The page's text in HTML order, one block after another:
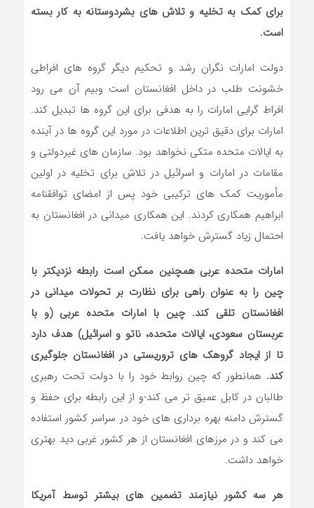
برای کمک به تخلیه و تلاش های بشردوستانه به کار بسته
است.
دولت امارات نگران رشد و تحکیم دیگر گروه های افراطی
خشونت طلب در داخل افغانستان است وبیم آن می رود
افراط گرایی امارات را به هدفی برای این گروه ها تبدیل کند.
امارات برای دقیق ترین اطلاعات در مورد این گروه ها در آینده
به ایالات متحده متکی نخواهد بود. سازمان های غیردولتی و
مقامات در امارات و اسرائیل در تلاش برای تخلیه در اولین
مأموریت کمک های ترکیبی خود پس از امضای توافقنامه
ابراهیم همکاری کردند. این همکاری میدانی در افغانستان به
احتمال زیاد گسترش خواهد یافت.
امارات متحده عربی همچنین ممکن است رابطه نزدیکتر با
چین را به عنوان راهی برای نظارت بر تحولات میدانی در
افغانستان تلقی کند. چین با امارات متحده عربی (و با
عربستان سعودی، ایالات متحده، ناتو و اسرائیل) هدف دارد
تا از ایجاد گروهک های تروریستی در افغانستان جلوگیری
کند. همانطور که چین روابط خود را با دولت تحت رهبری
طالبان در کابل عمیق تر می کند-و از این رابطه برای حفظ و
گسترش دامنه بهره برداری های خود در سراسر کشور استفاده
می کند و در مرزهای افغانستان از هر کشور غربی دید بهتری
خواهد داشت.
هر سه کشور نیازمند تضمین های بیشتر توسط آمریکا